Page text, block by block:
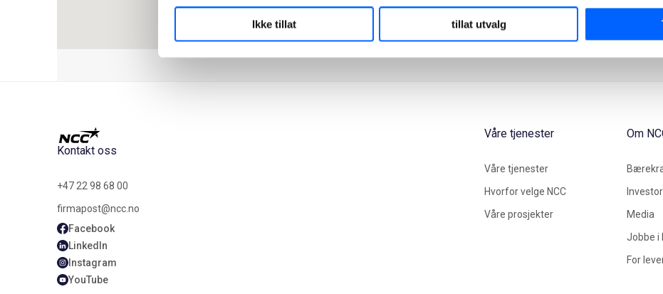
Ikke tillat tillat utvalg
Kontakt oss
+47 22 98 68 00
firmapost@ncc.no
Facebook
LinkedIn
Instagram
YouTube
Våre tjenester
Våre tjenester
Hvorfor velge NCC
Våre prosjekter
Om
Media
Jobbe i
For